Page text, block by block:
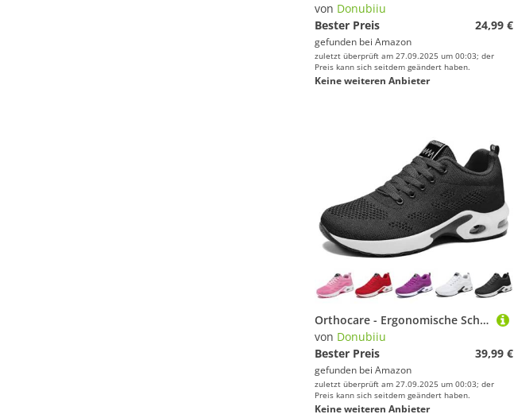
von Donubiiu
Bester Preis
24,99 €
gefunden bei Amazon
zuletzt überprüft am 27.09.2025 um 00:03; der
Preis kann sich seitdem geändert haben.
Keine weiteren Anbieter
Orthocare - Ergonomische Schmerzlinderungs-Schuhe, Naturstep Orthopädische Schuhe Damen, Ortho Care Schuhe (Schwarz,41 EU)
von Donubiiu
Bester Preis
39,99 €
gefunden bei Amazon
zuletzt überprüft am 27.09.2025 um 00:03; der
Preis kann sich seitdem geändert haben.
Keine weiteren Anbieter